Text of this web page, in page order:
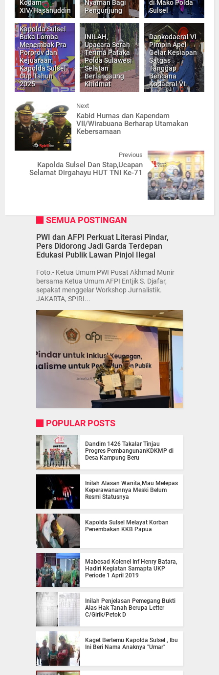
Kodam
XIV/Hasanuddin
Nyaman Bagi
Pengunjung
di Mako Polda
Sulsel
Kapolda Sulsel
Buka Lomba
Menembak Pra
Porprov dan
Kejuaraan
Kapolda Sulsel
Cup Tahun
2025
INILAH,
Upacara Serah
Terima Pataka
Polda Sulawesi
Selatan
Berlangsung
Khidmat
Dankodaeral VI
Pimpin Apel
Gelar Kesiapan
Satgas
Tanggap
Bencana
Kodaeral VI
Next
Kabid Humas dan Kapendam
VII/Wirabuana Berharap Utamakan
Kebersamaan
Previous
Kapolda Sulsel Dan Stap,Ucapan
Selamat Dirgahayu HUT TNI Ke-71
SEMUA POSTINGAN
PWI dan AFPI Perkuat Literasi Pindar,
Pers Didorong Jadi Garda Terdepan
Edukasi Publik Lawan Pinjol Ilegal
Foto.- Ketua Umum PWI Pusat Akhmad Munir
bersama Ketua Umum AFPI Entjik S. Djafar,
sepakat menggelar Workshop Jurnalistik.
JAKARTA, SPIRI...
POPULAR POSTS
Dandim 1426 Takalar Tinjau
Progres PembangunanKDKMP di
Desa Kampung Beru
Inilah Alasan Wanita,Mau Melepas
Keperawanannya Meski Belum
Resmi Statusnya
Kapolda Sulsel Melayat Korban
Penembakan KKB Papua
Mabesad Kolenel Inf Henry Batara,
Hadiri Kegiatan Samapta UKP
Periode 1 April 2019
Inilah Penjelasan Pemegang Bukti
Alas Hak Tanah Berupa Letter
C/Girik/Petok D
Kaget Bertemu Kapolda Sulsel , Ibu
Ini Beri Nama Anaknya "Umar"